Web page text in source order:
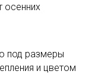
осенних
под размеры
и цветом